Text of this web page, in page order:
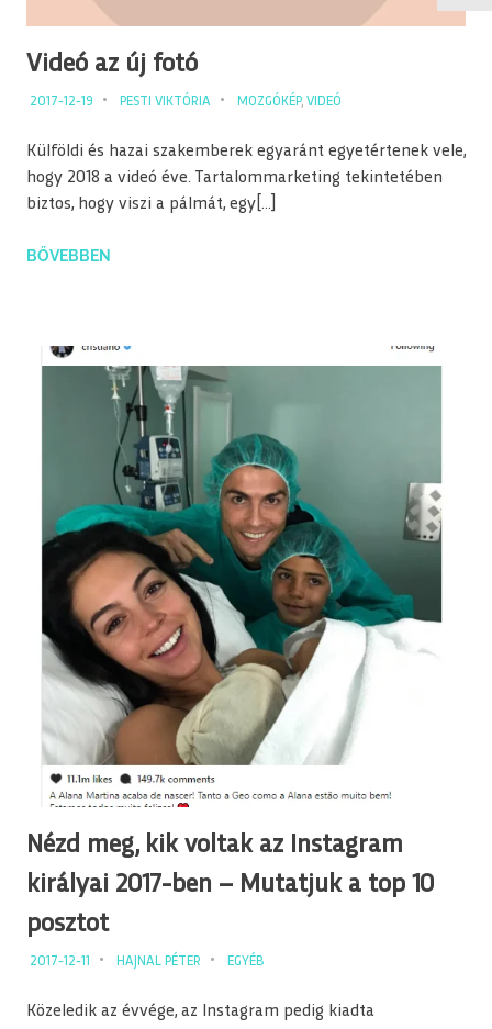
Videó az új fotó
2017-12-19 PESTI VIKTÓRIA MOZGÓKÉP, VIDEÓ
Külföldi és hazai szakemberek egyaránt egyetértenek vele,
hogy 2018 a videó éve. Tartalommarketing tekintetében
biztos, hogy viszi a pálmát, egy[…]
BŐVEBBEN
Nézd meg, kik voltak az Instagram
királyai 2017-ben – Mutatjuk a top 10
posztot
2017-12-11 HAJNAL PÉTER EGYÉB
Közeledik az évvége, az Instagram pedig kiadta